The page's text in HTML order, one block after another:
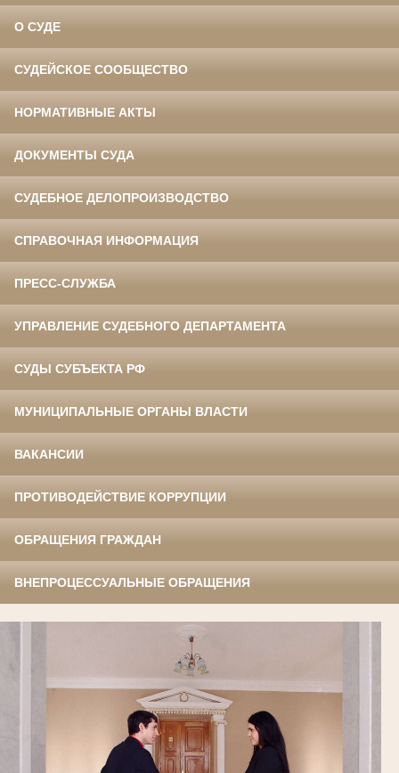
О СУДЕ
СУДЕЙСКОЕ СООБЩЕСТВО
НОРМАТИВНЫЕ АКТЫ
ДОКУМЕНТЫ СУДА
СУДЕБНОЕ ДЕЛОПРОИЗВОДСТВО
СПРАВОЧНАЯ ИНФОРМАЦИЯ
ПРЕСС-СЛУЖБА
УПРАВЛЕНИЕ СУДЕБНОГО ДЕПАРТАМЕНТА
СУДЫ СУБЪЕКТА РФ
МУНИЦИПАЛЬНЫЕ ОРГАНЫ ВЛАСТИ
ВАКАНСИИ
ПРОТИВОДЕЙСТВИЕ КОРРУПЦИИ
ОБРАЩЕНИЯ ГРАЖДАН
ВНЕПРОЦЕССУАЛЬНЫЕ ОБРАЩЕНИЯ